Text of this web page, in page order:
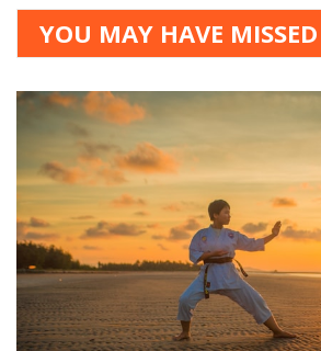
YOU MAY HAVE MISSED